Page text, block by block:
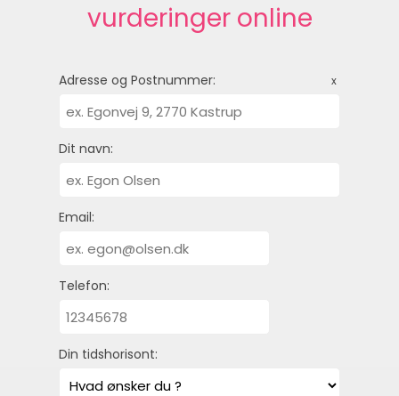
vurderinger online
Adresse og Postnummer: x
Dit navn:
Email:
Telefon:
Din tidshorisont: